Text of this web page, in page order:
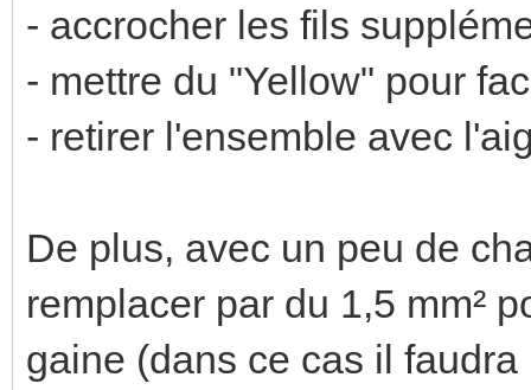
- accrocher les fils
- mettre du "Yellow" pour
- retirer l'ensemble avec
De plus, avec un peu de
remplacer par du 1,5 mm²
gaine (dans ce cas il